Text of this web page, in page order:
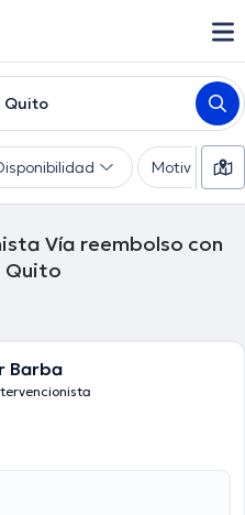
Quito
Motivo de
Vía reembolso con
Quito
Barba